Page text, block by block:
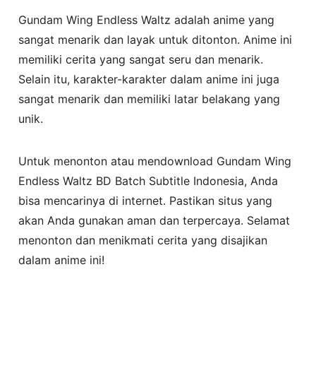
Gundam Wing Endless Waltz adalah anime yang
sangat menarik dan layak untuk ditonton. Anime ini
memiliki cerita yang sangat seru dan menarik.
Selain itu, karakter-karakter dalam anime ini juga
sangat menarik dan memiliki latar belakang yang
unik.
Untuk menonton atau mendownload Gundam Wing
Endless Waltz BD Batch Subtitle Indonesia, Anda
bisa mencarinya di internet. Pastikan situs yang
akan Anda gunakan aman dan terpercaya. Selamat
menonton dan menikmati cerita yang disajikan
dalam anime ini!